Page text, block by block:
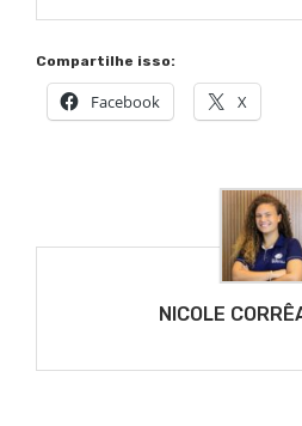
Compartilhe isso:
Facebook X
NICOLE